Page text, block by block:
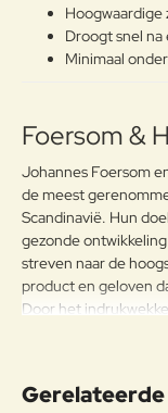
Hoogwaardige
Droogt snel
Minimaal
Foersom &
Johannes Foersom
de meest
Scandinavië. Hun
gezonde
streven naar de
product en geloven
Door het